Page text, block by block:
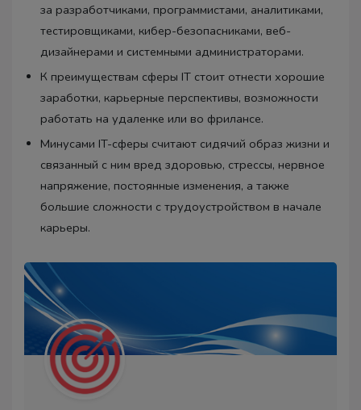
за разработчиками, программистами, аналитиками,
тестировщиками, кибер-безопасниками, веб-
дизайнерами и системными администраторами.
К преимуществам сферы IT стоит отнести хорошие
заработки, карьерные перспективы, возможности
работать на удаленке или во фрилансе.
Минусами IT-сферы считают сидячий образ жизни и
связанный с ним вред здоровью, стрессы, нервное
напряжение, постоянные изменения, а также
большие сложности с трудоустройством в начале
карьеры.